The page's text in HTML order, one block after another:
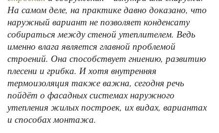
На самом деле, на практике давно доказано, что
наружный вариант не позволяет конденсату
собираться между стеной утеплителем. Ведь
именно влага является главной проблемой
строений. Она способствует гниению, развитию
плесени и грибка. И хотя внутренняя
термоизоляция также важна, сегодня речь
пойдёт о фасадных системах наружного
утепления жилых построек, их видах, вариантах
и способах монтажа.